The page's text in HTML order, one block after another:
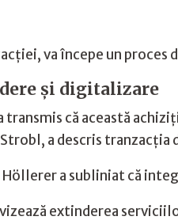
va începe un proces
și digitalizare
transmis că această
a descris
Höllerer a subliniat că
extinderea